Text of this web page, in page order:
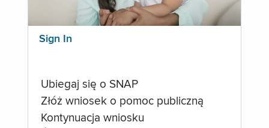
Sign In
Ubiegaj się o SNAP
Złóż wniosek o pomoc publiczną
Kontynuacja wniosku